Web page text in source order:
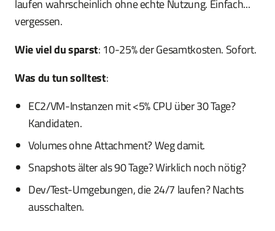
laufen wahrscheinlich ohne echte Nutzung. Einfach...
vergessen.
Wie viel du sparst: 10-25% der Gesamtkosten. Sofort.
Was du tun solltest:
EC2/VM-Instanzen mit <5% CPU über 30 Tage?
Kandidaten.
Volumes ohne Attachment? Weg damit.
Snapshots älter als 90 Tage? Wirklich noch nötig?
Dev/Test-Umgebungen, die 24/7 laufen? Nachts
ausschalten.